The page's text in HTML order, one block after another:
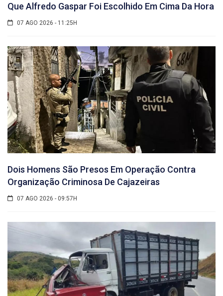
Que Alfredo Gaspar Foi Escolhido Em Cima Da Hora
07 AGO 2026 - 11:25H
Dois Homens São Presos Em Operação Contra
Organização Criminosa De Cajazeiras
07 AGO 2026 - 09:57H